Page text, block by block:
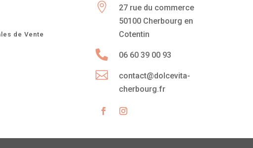
de Vente

27 rue du commerce
50100 Cherbourg en
Cotentin
 06 60 39 00 93

contact@dolcevita-
cherbourg.fr